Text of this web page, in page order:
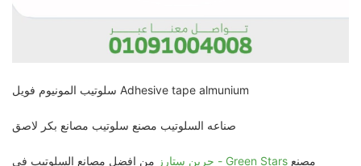
سلوتيب المونيوم فويل Adhesive tape almunium
صناعه السلوتيب مصنع سلوتيب مصانع بكر لاصق
مصنع جرين ستارز - Green Stars
من افضل مصانع السلوتيب في